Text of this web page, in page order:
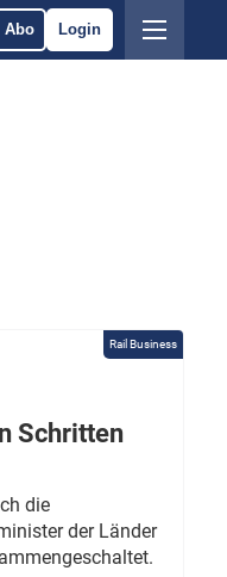
Abo Login
Rail Business
Schritten
die
der Länder